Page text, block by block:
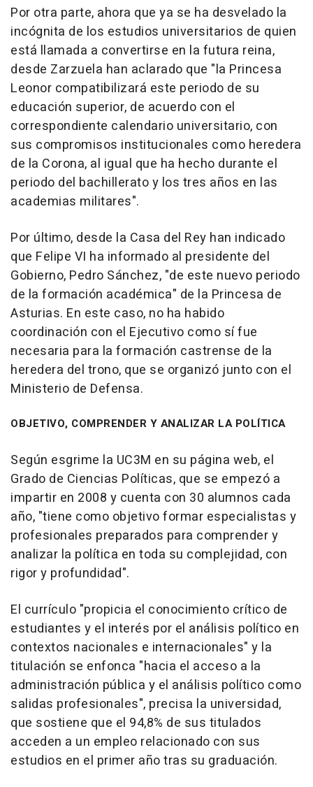
Por otra parte, ahora que ya se ha desvelado la
incógnita de los estudios universitarios de quien
está llamada a convertirse en la futura reina,
desde Zarzuela han aclarado que "la Princesa
Leonor compatibilizará este periodo de su
educación superior, de acuerdo con el
correspondiente calendario universitario, con
sus compromisos institucionales como heredera
de la Corona, al igual que ha hecho durante el
periodo del bachillerato y los tres años en las
academias militares".
Por último, desde la Casa del Rey han indicado
que Felipe VI ha informado al presidente del
Gobierno, Pedro Sánchez, "de este nuevo periodo
de la formación académica" de la Princesa de
Asturias. En este caso, no ha habido
coordinación con el Ejecutivo como sí fue
necesaria para la formación castrense de la
heredera del trono, que se organizó junto con el
Ministerio de Defensa.
OBJETIVO, COMPRENDER Y ANALIZAR LA POLÍTICA
Según esgrime la UC3M en su página web, el
Grado de Ciencias Políticas, que se empezó a
impartir en 2008 y cuenta con 30 alumnos cada
año, "tiene como objetivo formar especialistas y
profesionales preparados para comprender y
analizar la política en toda su complejidad, con
rigor y profundidad".
El currículo "propicia el conocimiento crítico de
estudiantes y el interés por el análisis político en
contextos nacionales e internacionales" y la
titulación se enfonca "hacia el acceso a la
administración pública y el análisis político como
salidas profesionales", precisa la universidad,
que sostiene que el 94,8% de sus titulados
acceden a un empleo relacionado con sus
estudios en el primer año tras su graduación.